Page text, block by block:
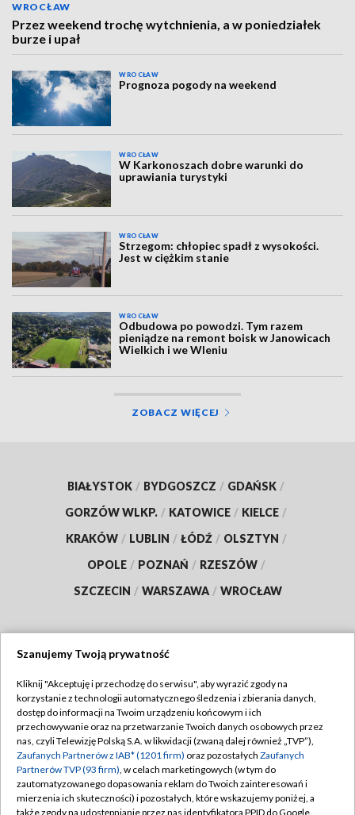
WROCŁAW
Przez weekend trochę wytchnienia, a w poniedziałek
burze i upał
WROCŁAW
Prognoza pogody na weekend
WROCŁAW
W Karkonoszach dobre warunki do
uprawiania turystyki
WROCŁAW
Strzegom: chłopiec spadł z wysokości.
Jest w ciężkim stanie
WROCŁAW
Odbudowa po powodzi. Tym razem
pieniądze na remont boisk w Janowicach
Wielkich i we Wleniu
ZOBACZ WIĘCEJ
BIAŁYSTOK / BYDGOSZCZ / GDAŃSK /
GORZÓW WLKP. / KATOWICE / KIELCE /
KRAKÓW / LUBLIN / ŁÓDŹ / OLSZTYN /
OPOLE / POZNAŃ / RZESZÓW /
SZCZECIN / WARSZAWA / WROCŁAW
TVP
Abonament TVP
Emisja w TVP
Centrum informacji TVP
Naziemna Telewizja Cyfrowa
Regulamin TVP
Polityka prywatności
Moje zgody
Pomoc
Szanujemy Twoją prywatność
Kliknij "Akceptuję i przechodzę do serwisu", aby wyrazić zgody na
korzystanie z technologii automatycznego śledzenia i zbierania danych,
dostęp do informacji na Twoim urządzeniu końcowym i ich
przechowywanie oraz na przetwarzanie Twoich danych osobowych przez
nas, czyli Telewizję Polską S.A. w likwidacji (zwaną dalej również „TVP”),
Zaufanych Partnerów z IAB* (1201 firm) oraz pozostałych Zaufanych
Partnerów TVP (93 firm), w celach marketingowych (w tym do
zautomatyzowanego dopasowania reklam do Twoich zainteresowań i
mierzenia ich skuteczności) i pozostałych, które wskazujemy poniżej, a
także zgody na udostępnianie przez nas identyfikatora PPID do Google.